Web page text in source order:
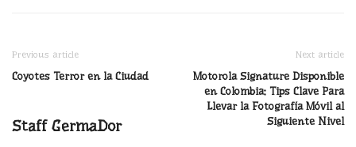
Previous article
Coyotes Terror en la Ciudad
Next article
Motorola Signature Disponible
en Colombia: Tips Clave Para
Llevar la Fotografía Móvil al
Siguiente Nivel
Staff GermaDor